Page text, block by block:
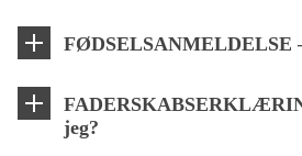
FØDSELSANMELDELSE
jeg?